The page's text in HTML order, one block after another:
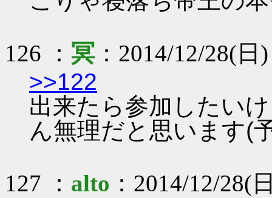
126 ： 冥 ：2014/12/28(
>>122
出来たら参加したい
ん無理だと思います(
127 ： alto ：2014/12/28(